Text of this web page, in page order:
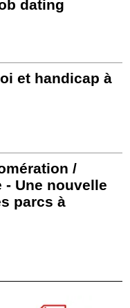
dating
et handicap à
/
- Une nouvelle
parcs à